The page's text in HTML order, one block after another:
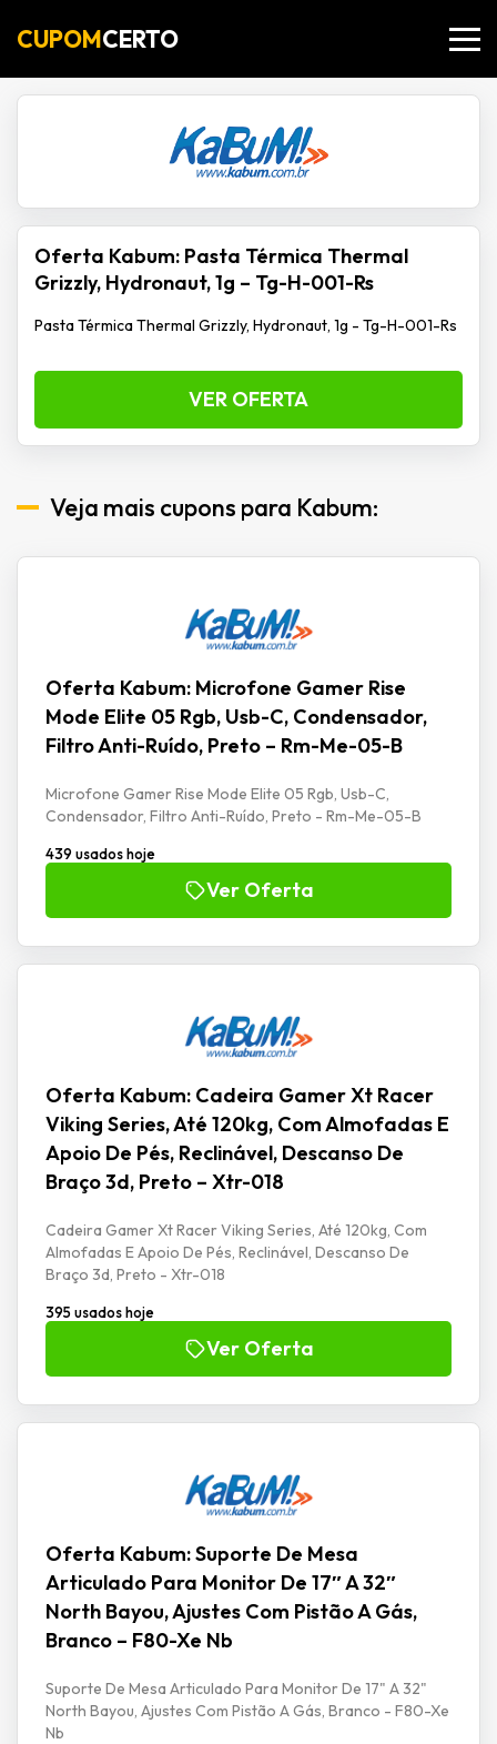
CUPOMCERTO
Oferta Kabum: Pasta Térmica Thermal
Grizzly, Hydronaut, 1g – Tg-H-001-Rs
Pasta Térmica Thermal Grizzly, Hydronaut, 1g - Tg-H-001-Rs
VER OFERTA
Veja mais cupons para Kabum:
Oferta Kabum: Microfone Gamer Rise
Mode Elite 05 Rgb, Usb-C, Condensador,
Filtro Anti-Ruído, Preto – Rm-Me-05-B
Microfone Gamer Rise Mode Elite 05 Rgb, Usb-C,
Condensador, Filtro Anti-Ruído, Preto - Rm-Me-05-B
439 usados hoje
Ver Oferta
Oferta Kabum: Cadeira Gamer Xt Racer
Viking Series, Até 120kg, Com Almofadas E
Apoio De Pés, Reclinável, Descanso De
Braço 3d, Preto – Xtr-018
Cadeira Gamer Xt Racer Viking Series, Até 120kg, Com
Almofadas E Apoio De Pés, Reclinável, Descanso De
Braço 3d, Preto - Xtr-018
395 usados hoje
Ver Oferta
Oferta Kabum: Suporte De Mesa
Articulado Para Monitor De 17″ A 32″
North Bayou, Ajustes Com Pistão A Gás,
Branco – F80-Xe Nb
Suporte De Mesa Articulado Para Monitor De 17" A 32"
North Bayou, Ajustes Com Pistão A Gás, Branco - F80-Xe
Nb